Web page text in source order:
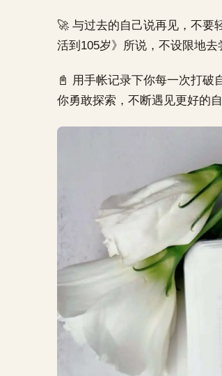
🚀 与过去的自己说再见，不要
活到105岁》所说，不设限地
📓 用手帐记录下你每一次打
你勇敢探索，不断遇见更好的